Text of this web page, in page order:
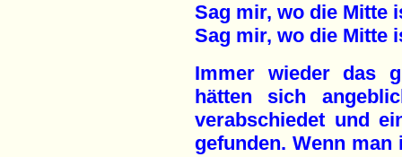
Sag mir, wo die Mitte
Sag mir, wo die Mitte
Immer wieder das
hätten sich
verabschiedet und
gefunden. Wenn